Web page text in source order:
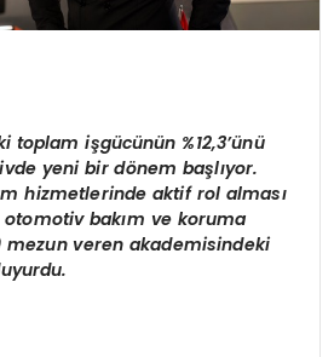
toplam işgücünün %12,3’ünü
yeni bir dönem başlıyor.
hizmetlerinde aktif rol alması
bakım ve koruma
mezun veren akademisindeki